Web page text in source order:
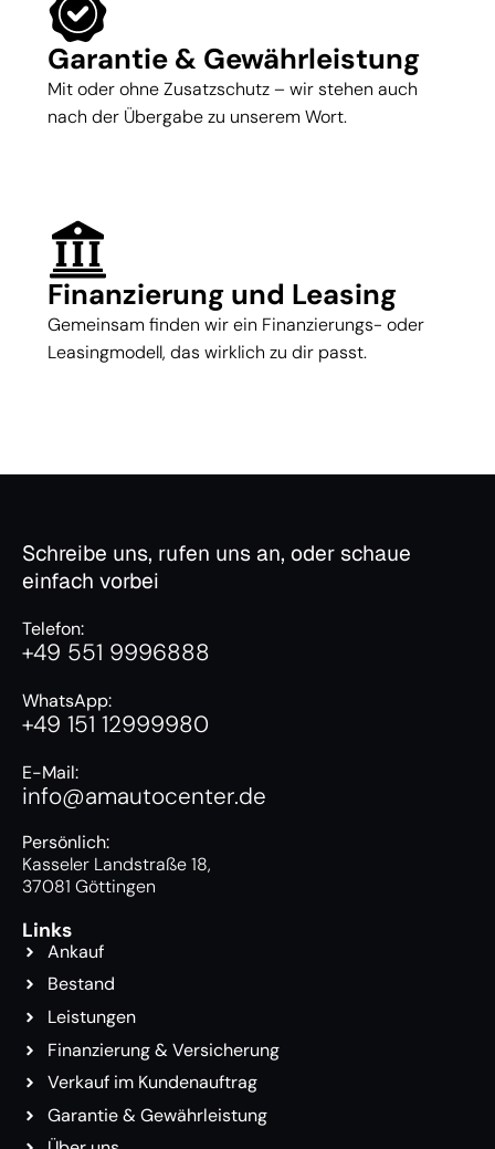
Garantie & Gewährleistung
Mit oder ohne Zusatzschutz – wir stehen auch
nach der Übergabe zu unserem Wort.
Finanzierung und Leasing
Gemeinsam finden wir ein Finanzierungs- oder
Leasingmodell, das wirklich zu dir passt.
Schreibe uns, rufen uns an, oder schaue
einfach vorbei
Telefon:
+49 551 9996888
WhatsApp:
+49 151 12999980
E-Mail:
info@amautocenter.de
Persönlich:
Kasseler Landstraße 18,
37081 Göttingen
Links
Ankauf
Bestand
Leistungen
Finanzierung & Versicherung
Verkauf im Kundenauftrag
Garantie & Gewährleistung